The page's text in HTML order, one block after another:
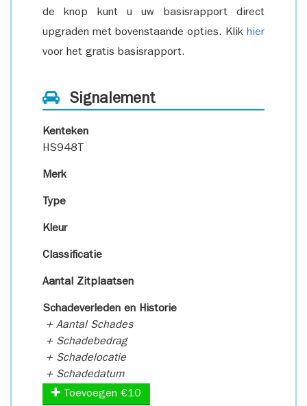
de knop kunt u uw basisrapport direct
upgraden met bovenstaande opties. Klik hier
voor het gratis basisrapport.
Signalement
Kenteken
HS948T
Merk
Type
Kleur
Classificatie
Aantal Zitplaatsen
Schadeverleden en Historie
+ Aantal Schades
+ Schadebedrag
+ Schadelocatie
+ Schadedatum
Toevoegen €10